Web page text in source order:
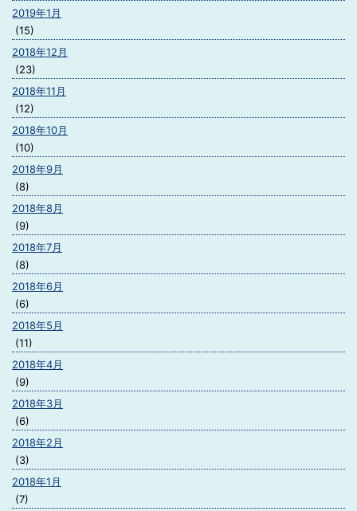
2019年1月
(15)
2018年12月
(23)
2018年11月
(12)
2018年10月
(10)
2018年9月
(8)
2018年8月
(9)
2018年7月
(8)
2018年6月
(6)
2018年5月
(11)
2018年4月
(9)
2018年3月
(6)
2018年2月
(3)
2018年1月
(7)